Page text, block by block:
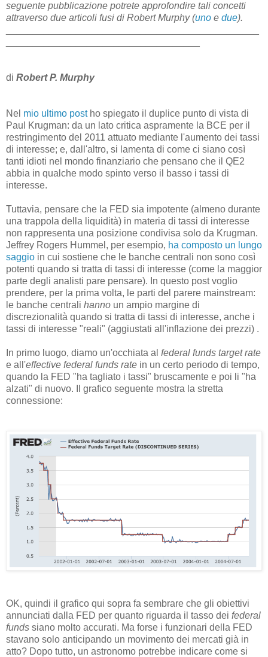
seguente pubblicazione potrete approfondire tali concetti
attraverso due articoli fusi di Robert Murphy (uno e due).
di Robert P. Murphy
Nel mio ultimo postho spiegato il duplice punto di vista di
Paul Krugman: da un lato critica aspramente la BCE per il
restringimento del 2011 attuato mediante l'aumento dei tassi
di interesse; e, dall'altro, si lamenta di come ci siano così
tanti idioti nel mondo finanziario che pensano che il QE2
abbia in qualche modo spinto verso il basso i tassi di
interesse.
Tuttavia, pensare che la FED sia impotente (almeno durante
una trappola della liquidità) in materia di tassi di interesse
non rappresenta una posizione condivisa solo da Krugman.
Jeffrey Rogers Hummel, per esempio, ha composto un lungo
saggio in cui sostiene che le banche centrali non sono così
potenti quando si tratta di tassi di interesse (come la maggior
parte degli analisti pare pensare). In questo post voglio
prendere, per la prima volta, le parti del parere mainstream:
le banche centrali hanno un ampio margine di
discrezionalità quando si tratta di tassi di interesse, anche i
tassi di interesse "reali" (aggiustati all'inflazione dei prezzi) .
In primo luogo, diamo un'occhiata al federal funds target rate
e all'effective federal funds rate in un certo periodo di tempo,
quando la FED "ha tagliato i tassi" bruscamente e poi li "ha
alzati" di nuovo. Il grafico seguente mostra la stretta
connessione:
OK, quindi il grafico qui sopra fa sembrare che gli obiettivi
annunciati dalla FED per quanto riguarda il tasso dei federal
funds siano molto accurati. Ma forse i funzionari della FED
stavano solo anticipando un movimento dei mercati già in
atto? Dopo tutto, un astronomo potrebbe indicare come si